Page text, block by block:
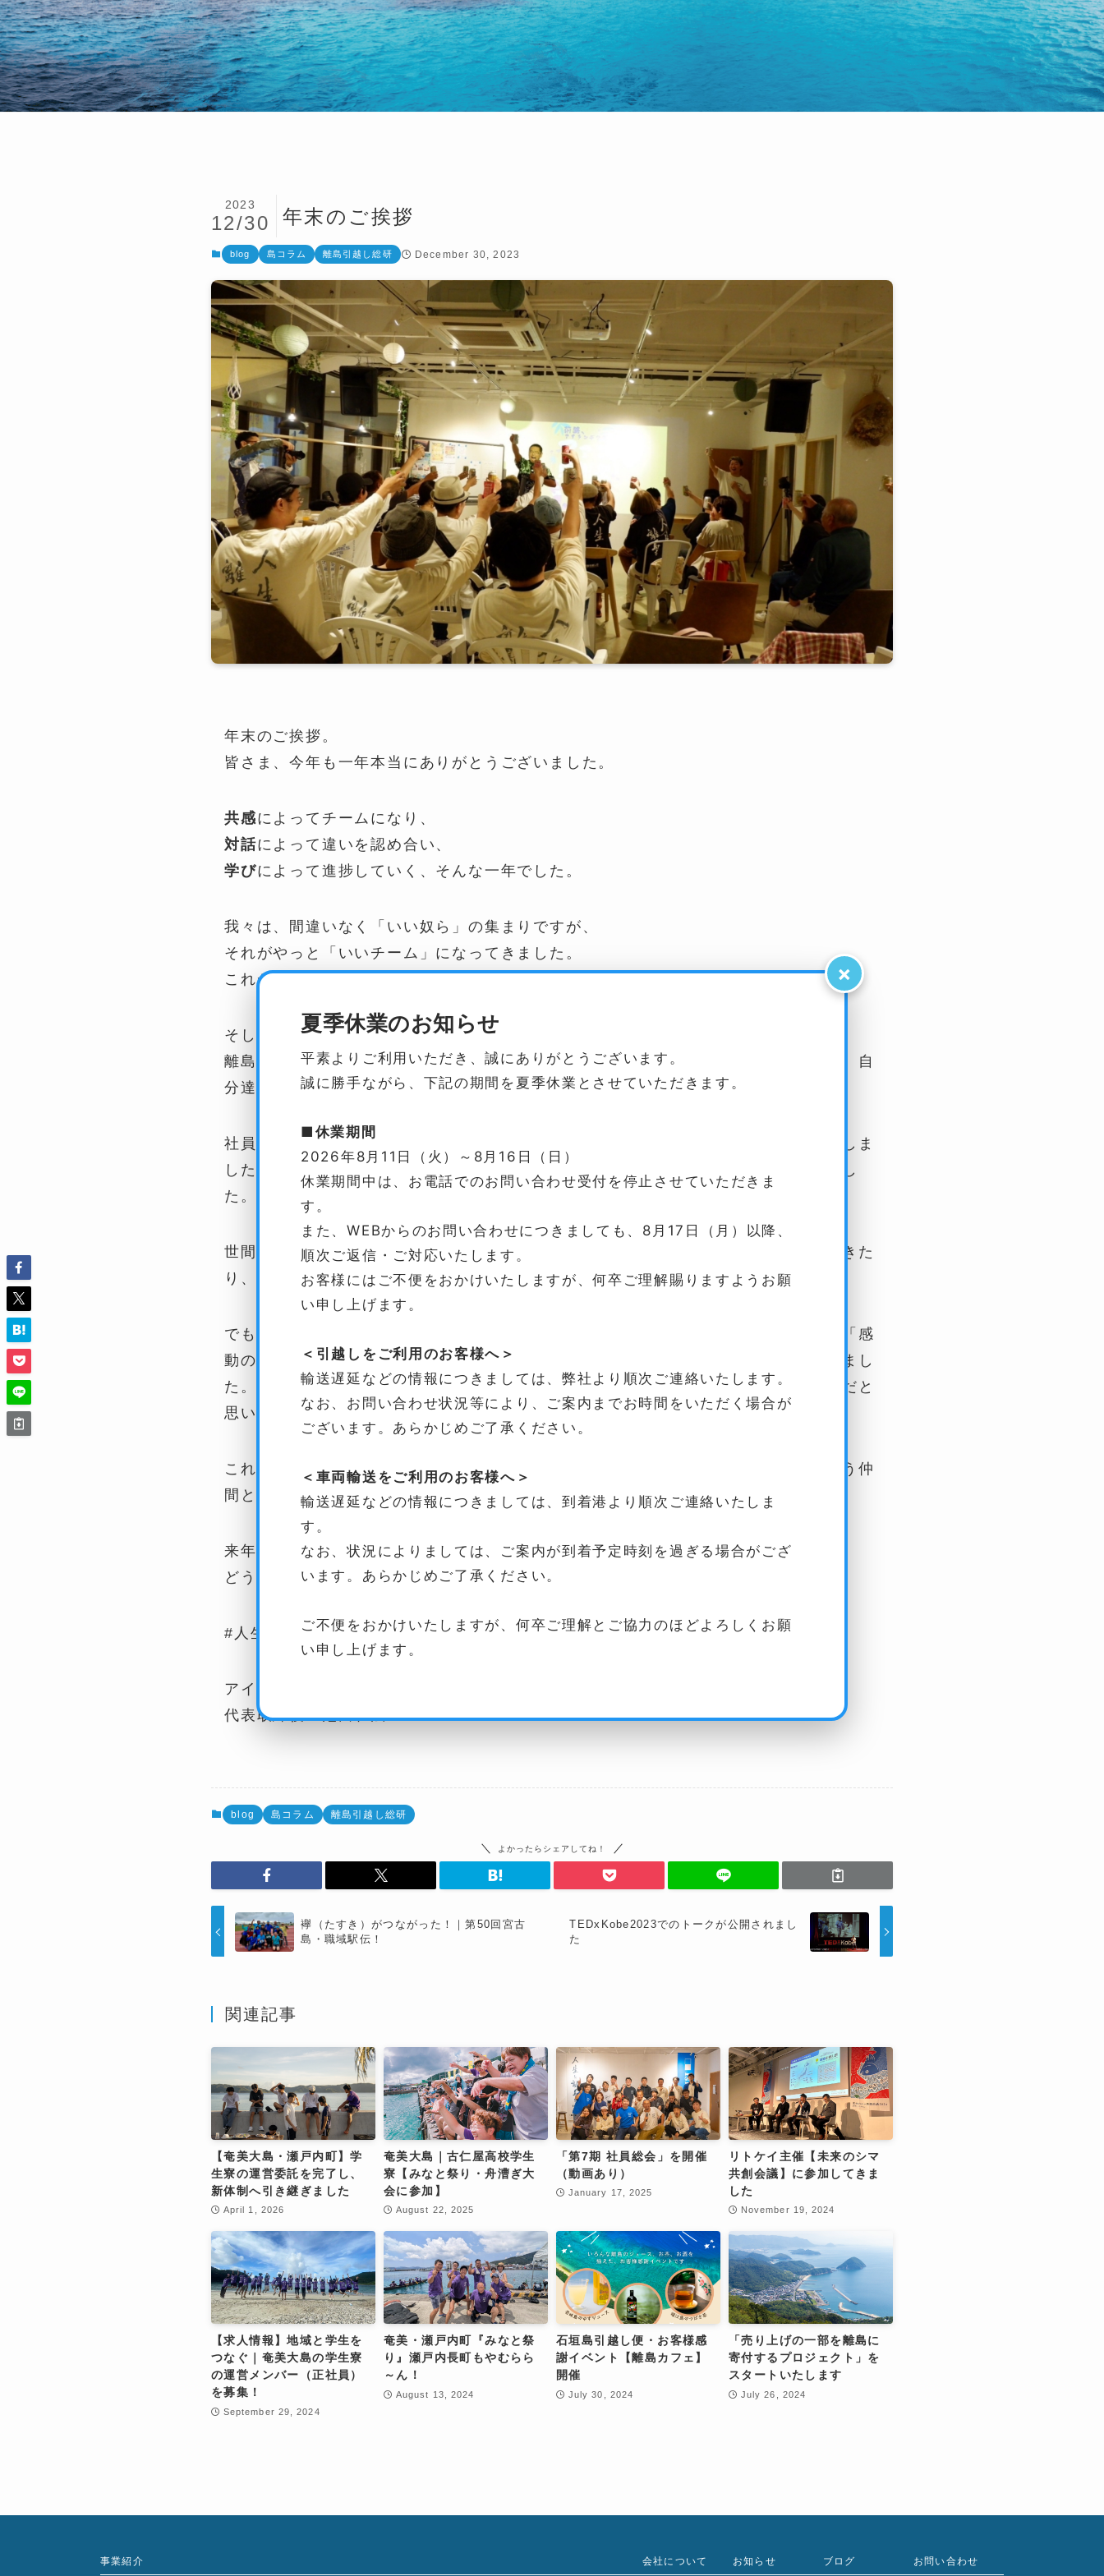
年末のご挨拶
2023
12/30
blog 島コラム 離島引越し総研 December 30, 2023
年末のご挨拶。
皆さま、今年も一年本当にありがとうございました。
共感によってチームになり、
対話によって違いを認め合い、
学びによって進捗していく、そんな一年でした。
我々は、間違いなく「いい奴ら」の集まりですが、
それがやっと「いいチーム」になってきました。
これから、地域にとっての「いい会社」になっていきます。
そして、今年はたくさんの感動に触れました。感動とは、物語。
離島に暮らす／暮らし続ける決断をした１万人近くのお客様の、オリジナルの物語が、自
分達をモチベートしてくれます。
社員総会で、「量質転化」の話をしました。あのときは、引越し事業を引き合いに出しま
したが、「アイランデクス全体」としても、今年は「質」の変化が垣間見えた一年でし
た。外から見られるアイランデクス像の「質」が変わってきたと思うのです。
世間が変わったというのもあります。離島に対するイメージ自体が前向きに変化してきた
り、我々みたいに泥臭い手段に共感してくれる世の中にもなってきたり。
でも、一番変化したのは「アイランデクスの内側」が変わったと思います。一年前は「感
動の暮らしを守る」なんて言ってなかった。「笑顔を運ぶ」くらいの表現に留めていまし
た。感動して涙ぐむような出会いと再会を繰り返して、自分達の体感がそうさせたのだと
思います。
これからも、離島や集落を守ってきた人たちへの尊敬を忘れず、我々もその一員を担う仲
間として認めてもらえるように、事業を推進していきたいと思います。
来年も一緒に乾杯しましょう。
どうぞよろしくお願いいたします。
#人生に離島を。
アイランデクス株式会社
代表取締役 池田和法
blog 島コラム 離島引越し総研
よかったらシェアしてね！
襷（たすき）がつながった！｜第50回宮古
島・職域駅伝！
TEDxKobe2023でのトークが公開されまし
た
関連記事
【奄美大島・瀬戸内町】学
生寮の運営委託を完了し、
新体制へ引き継ぎました
April 1, 2026
奄美大島｜古仁屋高校学生
寮【みなと祭り・舟漕ぎ大
会に参加】
August 22, 2025
「第7期 社員総会」を開催
（動画あり）
January 17, 2025
リトケイ主催【未来のシマ
共創会議】に参加してきま
した
November 19, 2024
【求人情報】地域と学生を
つなぐ｜奄美大島の学生寮
の運営メンバー（正社員）
を募集！
September 29, 2024
奄美・瀬戸内町『みなと祭
り』瀬戸内長町もやむらら
～ん！
August 13, 2024
石垣島引越し便・お客様感
謝イベント【離島カフェ】
開催
July 30, 2024
「売り上げの一部を離島に
寄付するプロジェクト」を
スタートいたします
July 26, 2024
事業紹介 会社について お知らせ ブログ お問い合わせ
×
夏季休業のお知らせ
平素よりご利用いただき、誠にありがとうございます。
誠に勝手ながら、下記の期間を夏季休業とさせていただきます。
■休業期間
2026年8月11日（火）～8月16日（日）
休業期間中は、お電話でのお問い合わせ受付を停止させていただきま
す。
また、WEBからのお問い合わせにつきましても、8月17日（月）以降、
順次ご返信・ご対応いたします。
お客様にはご不便をおかけいたしますが、何卒ご理解賜りますようお願
い申し上げます。
＜引越しをご利用のお客様へ＞
輸送遅延などの情報につきましては、弊社より順次ご連絡いたします。
なお、お問い合わせ状況等により、ご案内までお時間をいただく場合が
ございます。あらかじめご了承ください。
＜車両輸送をご利用のお客様へ＞
輸送遅延などの情報につきましては、到着港より順次ご連絡いたしま
す。
なお、状況によりましては、ご案内が到着予定時刻を過ぎる場合がござ
います。あらかじめご了承ください。
ご不便をおかけいたしますが、何卒ご理解とご協力のほどよろしくお願
い申し上げます。